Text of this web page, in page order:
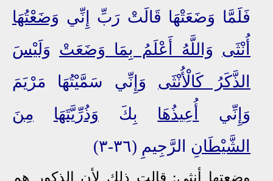
فَلَمَّا وَضَعَتْهَا قَالَتْ رَبِّ إِنِّي وَضَعْتُهَا
أُنْثَى وَاللَّهُ أَعْلَمُ بِمَا وَضَعَتْ وَلَيْسَ
الذَّكَرُ كَالْأُنْثَى وَإِنِّي سَمَّيْتُهَا مَرْيَمَ
وَإِنِّي
أُعِيذُهَا بِكَ وَذُرِّيَّتَهَا
مِنَ
الشَّيْطَانِ الرَّجِيمِ (٣٦-٣)
وضعتها أنثى: قالت ذلك لأن الذكور هم